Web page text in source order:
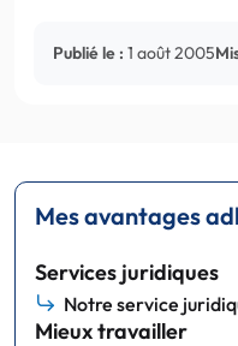
Publié le : 1 août 2005
Mes avantages
Services juridiques
Notre service
Mieux travailler